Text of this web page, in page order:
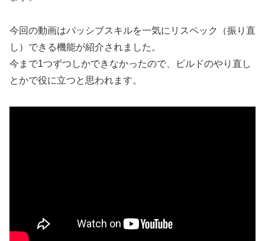
今回の動画はパッシブスキルを一気にリスペック（振り直
し）できる機能が紹介されました。
今まで1つずつしかできなかったので、ビルドのやり直し
とかで役に立つと思われます。